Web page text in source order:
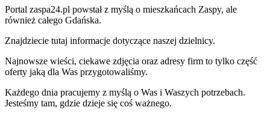
Portal zaspa24.pl powstał z myślą o mieszkańcach Zaspy, ale
również całego Gdańska.
Znajdziecie tutaj informacje dotyczące naszej dzielnicy.
Najnowsze wieści, ciekawe zdjęcia oraz adresy firm to tylko część
oferty jaką dla Was przygotowaliśmy.
Każdego dnia pracujemy z myślą o Was i Waszych potrzebach.
Jesteśmy tam, gdzie dzieje się coś ważnego.